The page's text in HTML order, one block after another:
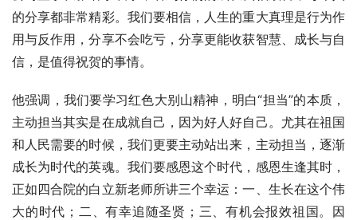
的分享都非常精彩。我们要相信，人生的重大真理是行为作
用与反作用，分享不会吃亏，分享更能收获智慧、成长与自
信，是值得祝贺的事情。
他强调，我们要学习红色大别山精神，明白“担当”的本质，
主动担当其实是在成就自己，因为好人好自己。尤其在祖国
和人民需要的时候，我们更要主动站出来，主动担当，逐渐
成长为时代的英魂。我们要感恩这个时代，感恩生逢其时，
正如四合院的白立新老师所讲三个幸运：一、生长在这个伟
大的时代；二、有幸追随圣贤；三、有机会报效祖国。因